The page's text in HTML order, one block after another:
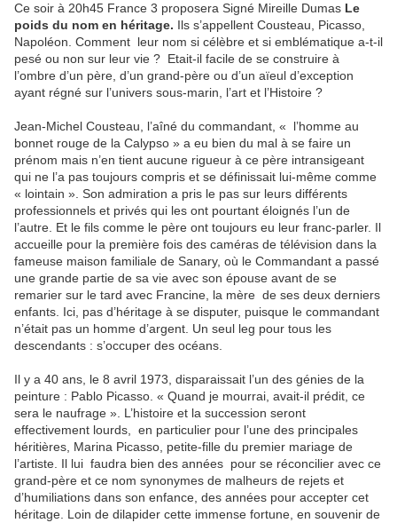
Ce soir à 20h45 France 3 proposera Signé Mireille Dumas Le
poids du nom en héritage. Ils s’appellent Cousteau, Picasso,
Napoléon. Comment leur nom si célèbre et si emblématique a-t-il
pesé ou non sur leur vie ? Etait-il facile de se construire à
l’ombre d’un père, d’un grand-père ou d’un aïeul d’exception
ayant régné sur l’univers sous-marin, l’art et l’Histoire ?
Jean-Michel Cousteau, l’aîné du commandant, « l’homme au
bonnet rouge de la Calypso » a eu bien du mal à se faire un
prénom mais n’en tient aucune rigueur à ce père intransigeant
qui ne l’a pas toujours compris et se définissait lui-même comme
« lointain ». Son admiration a pris le pas sur leurs différents
professionnels et privés qui les ont pourtant éloignés l’un de
l’autre. Et le fils comme le père ont toujours eu leur franc-parler. Il
accueille pour la première fois des caméras de télévision dans la
fameuse maison familiale de Sanary, où le Commandant a passé
une grande partie de sa vie avec son épouse avant de se
remarier sur le tard avec Francine, la mère de ses deux derniers
enfants. Ici, pas d’héritage à se disputer, puisque le commandant
n’était pas un homme d’argent. Un seul leg pour tous les
descendants : s’occuper des océans.
Il y a 40 ans, le 8 avril 1973, disparaissait l’un des génies de la
peinture : Pablo Picasso. « Quand je mourrai, avait-il prédit, ce
sera le naufrage ». L’histoire et la succession seront
effectivement lourds, en particulier pour l’une des principales
héritières, Marina Picasso, petite-fille du premier mariage de
l’artiste. Il lui faudra bien des années pour se réconcilier avec ce
grand-père et ce nom synonymes de malheurs de rejets et
d’humiliations dans son enfance, des années pour accepter cet
héritage. Loin de dilapider cette immense fortune, en souvenir de